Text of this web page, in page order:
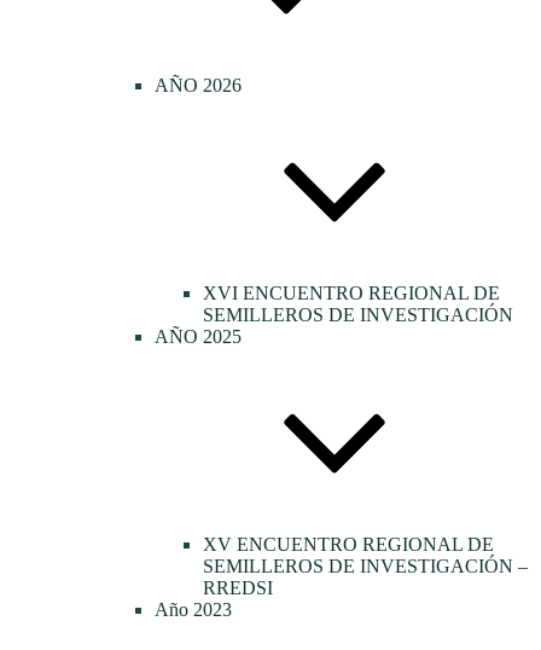
AÑO 2026
XVI ENCUENTRO REGIONAL DE
SEMILLEROS DE INVESTIGACIÓN
AÑO 2025
XV ENCUENTRO REGIONAL DE
SEMILLEROS DE INVESTIGACIÓN –
RREDSI
Año 2023